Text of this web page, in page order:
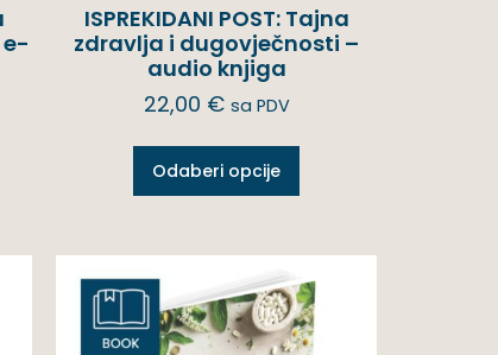
ISPREKIDANI POST: Tajna
zdravlja i dugovječnosti –
audio knjiga
22,00 € sa PDV
Odaberi opcije